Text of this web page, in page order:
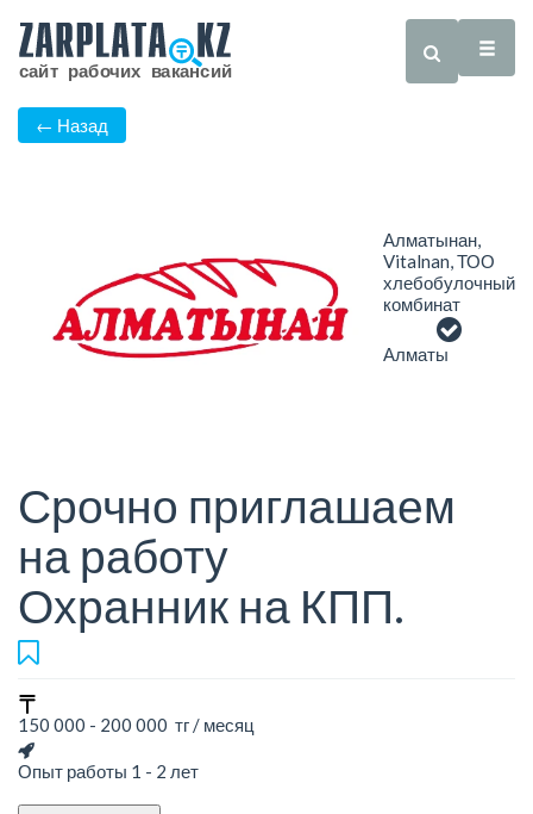
← Назад
Алматынан,
Vitalnan, ТОО
хлебобулочный
комбинат
Алматы
Срочно приглашаем
на работу
Охранник на КПП.
150 000 - 200 000 тг / месяц
Опыт работы 1 - 2 лет